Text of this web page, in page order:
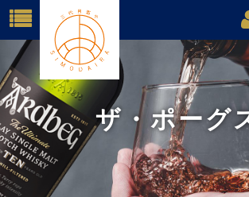
店舗案内
ご利用案内
送料
お問合せ
ザ・ポーグ